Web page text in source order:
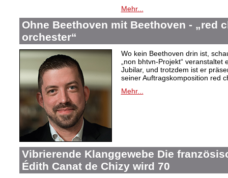
Mehr...
Ohne Beethoven mit Beethoven - „red
orchester“
Wo kein Beethoven drin ist,
„non bhtvn-Projekt“
Jubilar, und trotzdem ist er
seiner Auftragskomposition red
Mehr...
Vibrierende Klanggewebe Die
Édith Canat de Chizy wird 70